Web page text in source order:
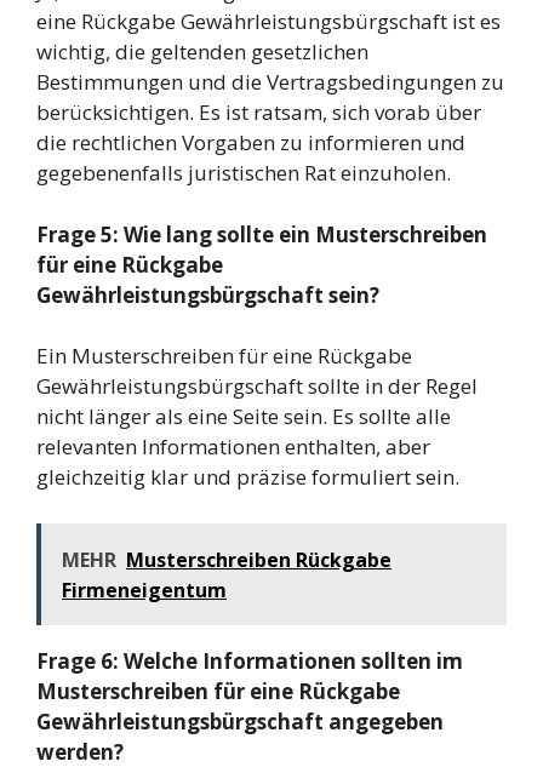
eine Rückgabe Gewährleistungsbürgschaft ist es
wichtig, die geltenden gesetzlichen
Bestimmungen und die Vertragsbedingungen zu
berücksichtigen. Es ist ratsam, sich vorab über
die rechtlichen Vorgaben zu informieren und
gegebenenfalls juristischen Rat einzuholen.
Frage 5: Wie lang sollte ein Musterschreiben
für eine Rückgabe
Gewährleistungsbürgschaft sein?
Ein Musterschreiben für eine Rückgabe
Gewährleistungsbürgschaft sollte in der Regel
nicht länger als eine Seite sein. Es sollte alle
relevanten Informationen enthalten, aber
gleichzeitig klar und präzise formuliert sein.
MEHR Musterschreiben Rückgabe
Firmeneigentum
Frage 6: Welche Informationen sollten im
Musterschreiben für eine Rückgabe
Gewährleistungsbürgschaft angegeben
werden?